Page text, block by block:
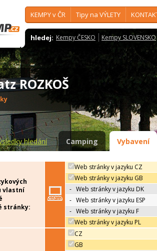
KEMPY v ČR Tipy na VÝLETY
hledej: Kempy ČESKO Kempy SLOVENSKO
ROZKOŠ
hledání Camping Vybavení
vlastní
stránky:
Web stránky v jazyku CZ
Web stránky v jazyku GB
- Web stránky v jazyku DK
- Web stránky v jazyku ESP
- Web stránky v jazyku F
Web stránky v jazyku PL
CZ
GB